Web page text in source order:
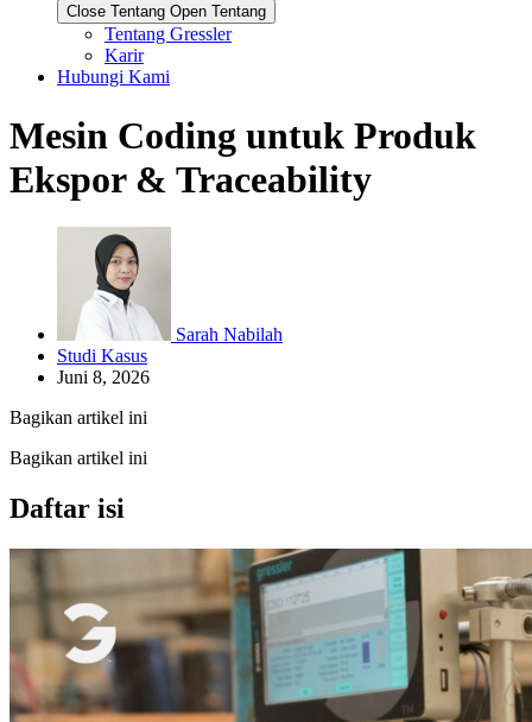
Close Tentang Open Tentang
Tentang Gressler
Karir
Hubungi Kami
Mesin Coding untuk Produk
Ekspor & Traceability
Sarah Nabilah
Studi Kasus
Juni 8, 2026
Bagikan artikel ini
Bagikan artikel ini
Daftar isi